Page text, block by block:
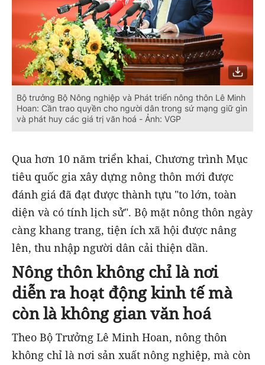
Bộ trưởng Bộ Nông nghiệp và Phát triển nông thôn Lê Minh
Hoan: Cần trao quyền cho người dân trong sứ mạng giữ gìn
và phát huy các giá trị văn hoá - Ảnh: VGP
Qua hơn 10 năm triển khai, Chương trình Mục
tiêu quốc gia xây dựng nông thôn mới được
đánh giá đã đạt được thành tựu "to lớn, toàn
diện và có tính lịch sử". Bộ mặt nông thôn ngày
càng khang trang, tiện ích xã hội được nâng
lên, thu nhập người dân cải thiện dần.
Nông thôn không chỉ là nơi
diễn ra hoạt động kinh tế mà
còn là không gian văn hoá
Theo Bộ Trưởng Lê Minh Hoan, nông thôn
không chỉ là nơi sản xuất nông nghiệp, mà còn